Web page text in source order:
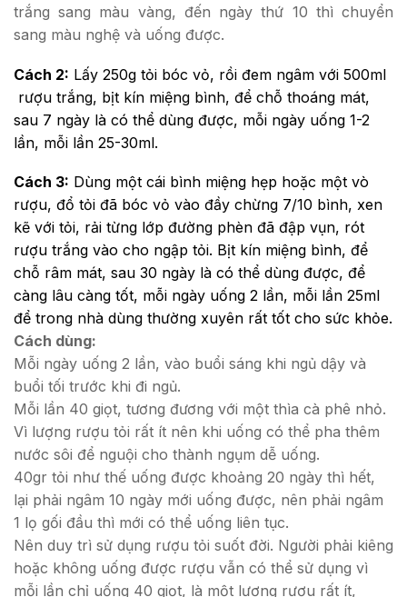
trắng sang màu vàng, đến ngày thứ 10 thì chuyển
sang màu nghệ và uống được.
Cách 2: Lấy 250g tỏi bóc vỏ, rồi đem ngâm với 500ml
rượu trắng, bịt kín miệng bình, để chỗ thoáng mát,
sau 7 ngày là có thể dùng được, mỗi ngày uống 1-2
lần, mỗi lần 25-30ml.
Cách 3: Dùng một cái bình miệng hẹp hoặc một vò
rượu, đổ tỏi đã bóc vỏ vào đầy chừng 7/10 bình, xen
kẽ với tỏi, rải từng lớp đường phèn đã đập vụn, rót
rượu trắng vào cho ngập tỏi. Bịt kín miệng bình, để
chỗ râm mát, sau 30 ngày là có thể dùng được, để
càng lâu càng tốt, mỗi ngày uống 2 lần, mỗi lần 25ml
để trong nhà dùng thường xuyên rất tốt cho sức khỏe.
Cách dùng:
Mỗi ngày uống 2 lần, vào buổi sáng khi ngủ dậy và
buổi tối trước khi đi ngủ.
Mỗi lần 40 giọt, tương đương với một thìa cà phê nhỏ.
Vì lượng rượu tỏi rất ít nên khi uống có thể pha thêm
nước sôi để nguội cho thành ngụm dễ uống.
40gr tỏi như thế uống được khoảng 20 ngày thì hết,
lại phải ngâm 10 ngày mới uống được, nên phải ngâm
1 lọ gối đầu thì mới có thể uống liên tục.
Nên duy trì sử dụng rượu tỏi suốt đời. Người phải kiêng
hoặc không uống được rượu vẫn có thể sử dụng vì
mỗi lần chỉ uống 40 giọt, là một lượng rượu rất ít,